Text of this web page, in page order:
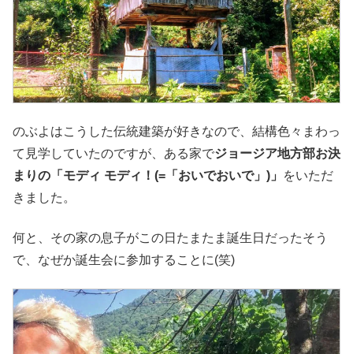
のぶよはこうした伝統建築が好きなので、結構色々まわっ
て見学していたのですが、ある家でジョージア地方部お決
まりの「モディ モディ！(=「おいでおいで」)」
をいただ
きました。
何と、その家の息子がこの日たまたま誕生日だったそう
で、なぜか誕生会に参加することに(笑)